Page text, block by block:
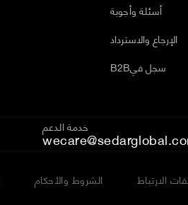
أسئلة وأجوبة
الإرجاع والاسترداد
B2Bسجل في
خدمة الدعم
الشروط والأحكام الارتباط